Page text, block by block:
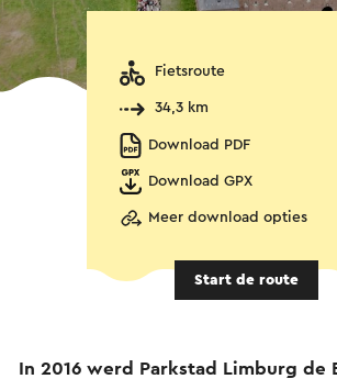
Fietsroute
34,3 km
Download PDF
Download GPX
Meer download opties
Start de route
In 2016 werd Parkstad Limburg de